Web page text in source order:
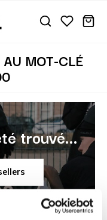
MOT-CLÉ
trouvé...